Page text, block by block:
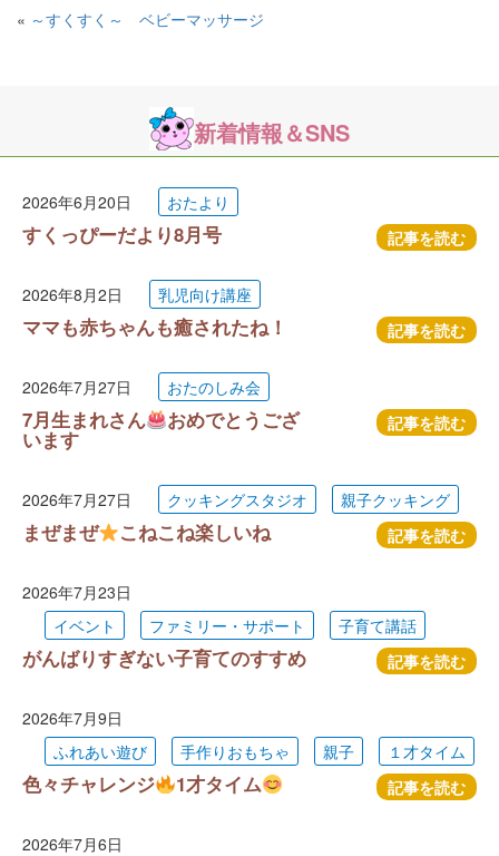
« ～すくすく～ ベビーマッサージ
新着情報＆SNS
2026年6月20日 おたより
すくっぴーだより8月号 記事を読む
2026年8月2日 乳児向け講座
ママも赤ちゃんも癒されたね！ 記事を読む
2026年7月27日 おたのしみ会
7月生まれさん おめでとうござ
います
記事を読む
2026年7月27日 クッキングスタジオ 親子クッキング
まぜまぜ こねこね楽しいね 記事を読む
2026年7月23日
イベント
ファミリー・サポート 子育て講話
がんばりすぎない子育てのすすめ 記事を読む
2026年7月9日
ふれあい遊び
手作りおもちゃ 親子 １才タイム
色々チャレンジ 1才タイム 記事を読む
2026年7月6日